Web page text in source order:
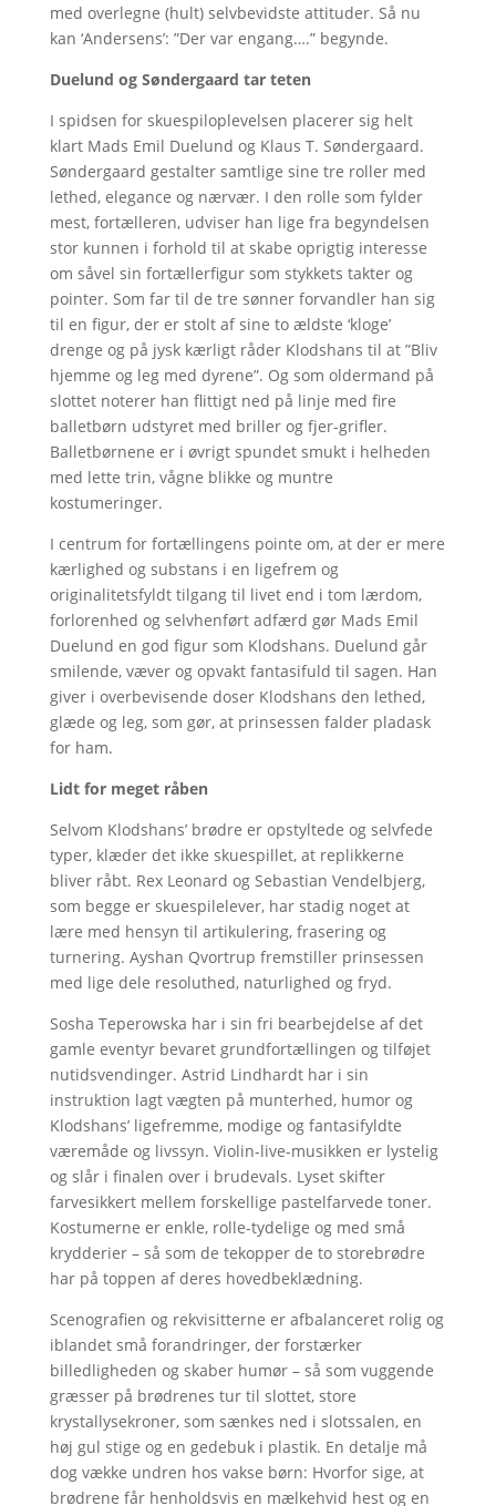
med overlegne (hult) selvbevidste attituder. Så nu
kan ‘Andersens’: ”Der var engang….” begynde.
Duelund og Søndergaard tar teten
I spidsen for skuespiloplevelsen placerer sig helt
klart Mads Emil Duelund og Klaus T. Søndergaard.
Søndergaard gestalter samtlige sine tre roller med
lethed, elegance og nærvær. I den rolle som fylder
mest, fortælleren, udviser han lige fra begyndelsen
stor kunnen i forhold til at skabe oprigtig interesse
om såvel sin fortællerfigur som stykkets takter og
pointer. Som far til de tre sønner forvandler han sig
til en figur, der er stolt af sine to ældste ‘kloge’
drenge og på jysk kærligt råder Klodshans til at ”Bliv
hjemme og leg med dyrene”. Og som oldermand på
slottet noterer han flittigt ned på linje med fire
balletbørn udstyret med briller og fjer-grifler.
Balletbørnene er i øvrigt spundet smukt i helheden
med lette trin, vågne blikke og muntre
kostumeringer.
I centrum for fortællingens pointe om, at der er mere
kærlighed og substans i en ligefrem og
originalitetsfyldt tilgang til livet end i tom lærdom,
forlorenhed og selvhenført adfærd gør Mads Emil
Duelund en god figur som Klodshans. Duelund går
smilende, væver og opvakt fantasifuld til sagen. Han
giver i overbevisende doser Klodshans den lethed,
glæde og leg, som gør, at prinsessen falder pladask
for ham.
Lidt for meget råben
Selvom Klodshans’ brødre er opstyltede og selvfede
typer, klæder det ikke skuespillet, at replikkerne
bliver råbt. Rex Leonard og Sebastian Vendelbjerg,
som begge er skuespilelever, har stadig noget at
lære med hensyn til artikulering, frasering og
turnering. Ayshan Qvortrup fremstiller prinsessen
med lige dele resoluthed, naturlighed og fryd.
Sosha Teperowska har i sin fri bearbejdelse af det
gamle eventyr bevaret grundfortællingen og tilføjet
nutidsvendinger. Astrid Lindhardt har i sin
instruktion lagt vægten på munterhed, humor og
Klodshans’ ligefremme, modige og fantasifyldte
væremåde og livssyn. Violin-live-musikken er lystelig
og slår i finalen over i brudevals. Lyset skifter
farvesikkert mellem forskellige pastelfarvede toner.
Kostumerne er enkle, rolle-tydelige og med små
krydderier – så som de tekopper de to storebrødre
har på toppen af deres hovedbeklædning.
Scenografien og rekvisitterne er afbalanceret rolig og
iblandet små forandringer, der forstærker
billedligheden og skaber humør – så som vuggende
græsser på brødrenes tur til slottet, store
krystallysekroner, som sænkes ned i slotssalen, en
høj gul stige og en gedebuk i plastik. En detalje må
dog vække undren hos vakse børn: Hvorfor sige, at
brødrene får henholdsvis en mælkehvid hest og en